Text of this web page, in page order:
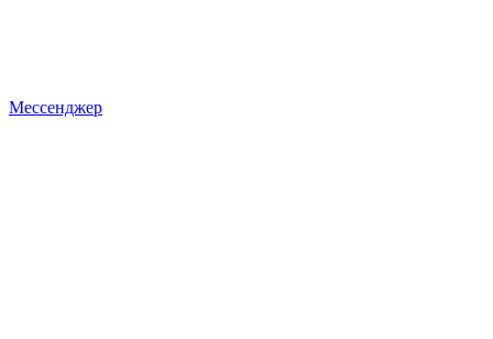
Мессенджер